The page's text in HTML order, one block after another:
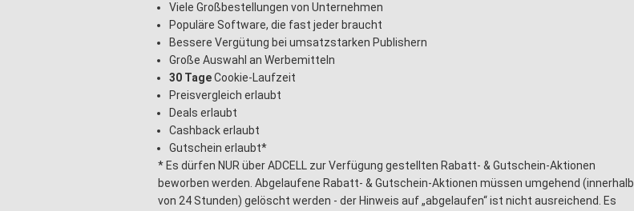
Viele Großbestellungen von Unternehmen
Populäre Software, die fast jeder braucht
Bessere Vergütung bei umsatzstarken Publishern
Große Auswahl an Werbemitteln
30 TageCookie-Laufzeit
Preisvergleich erlaubt
Deals erlaubt
Cashback erlaubt
Gutschein erlaubt*
* Es dürfen NUR über ADCELL zur Verfügung gestellten Rabatt- & Gutschein-Aktionen
beworben werden. Abgelaufene Rabatt- & Gutschein-Aktionen müssen umgehend (innerhalb
von 24 Stunden) gelöscht werden - der Hinweis auf „abgelaufen“ ist nicht ausreichend. Es